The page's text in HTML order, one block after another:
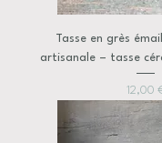
Tasse en grès
artisanale – tasse
Prix
12,00